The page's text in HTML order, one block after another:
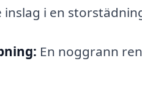
i en
En noggrann